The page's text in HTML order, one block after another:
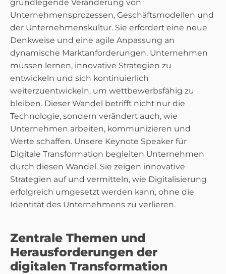
grundlegende Veränderung von
Unternehmensprozessen, Geschäftsmodellen und
der Unternehmenskultur. Sie erfordert eine neue
Denkweise und eine agile Anpassung an
dynamische Marktanforderungen. Unternehmen
müssen lernen, innovative Strategien zu
entwickeln und sich kontinuierlich
weiterzuentwickeln, um wettbewerbsfähig zu
bleiben. Dieser Wandel betrifft nicht nur die
Technologie, sondern verändert auch, wie
Unternehmen arbeiten, kommunizieren und
Werte schaffen. Unsere Keynote Speaker für
Digitale Transformation begleiten Unternehmen
durch diesen Wandel. Sie zeigen innovative
Strategien auf und vermitteln, wie Digitalisierung
erfolgreich umgesetzt werden kann, ohne die
Identität des Unternehmens zu verlieren.
Zentrale Themen und
Herausforderungen der
digitalen Transformation